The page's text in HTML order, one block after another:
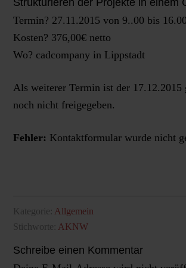
Strukturieren der Projekte in einem
Termin? 27.11.2015 von 9..00 bis
Kosten? 376,00€ netto
Wo? cadcompany in Lippstadt
Als weiterer Termin ist der 17.12.2015
noch nicht freigegeben.
Fehler: Kontaktformular wurde nicht
Kategorie: Allgemein
Stichworte: AKNW
Schreibe einen Kommentar